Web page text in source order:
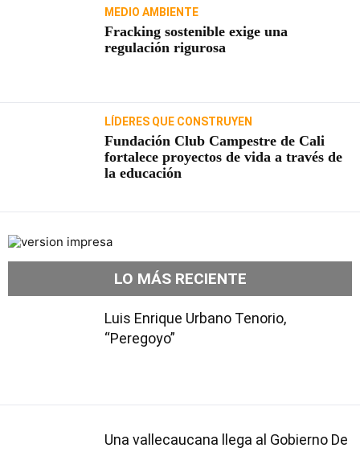
MEDIO AMBIENTE
Fracking sostenible exige una
regulación rigurosa
LÍDERES QUE CONSTRUYEN
Fundación Club Campestre de Cali
fortalece proyectos de vida a través de
la educación
LO MÁS RECIENTE
Luis Enrique Urbano Tenorio,
“Peregoyo”
Una vallecaucana llega al Gobierno De